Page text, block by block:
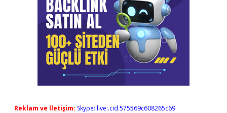
Reklam ve İletişim: Skype: live:.cid.575569c608265c69